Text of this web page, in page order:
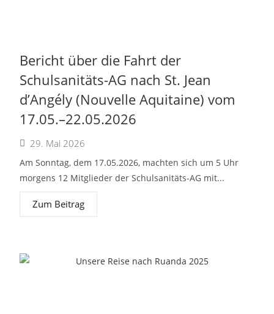
Bericht über die Fahrt der
Schulsanitäts-AG nach St. Jean
d’Angély (Nouvelle Aquitaine) vom
17.05.–22.05.2026
29. Mai 2026
Am Sonntag, dem 17.05.2026, machten sich um 5 Uhr
morgens 12 Mitglieder der Schulsanitäts-AG mit...
Zum Beitrag